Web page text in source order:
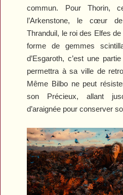
commun. Pour Thorin,
l’Arkenstone, le cœur
Thranduil, le roi des Elfes
forme de gemmes
d’Esgaroth, c’est une
permettra à sa ville de
Même Bilbo ne peut
son Précieux, allant
d’araignée pour conserver